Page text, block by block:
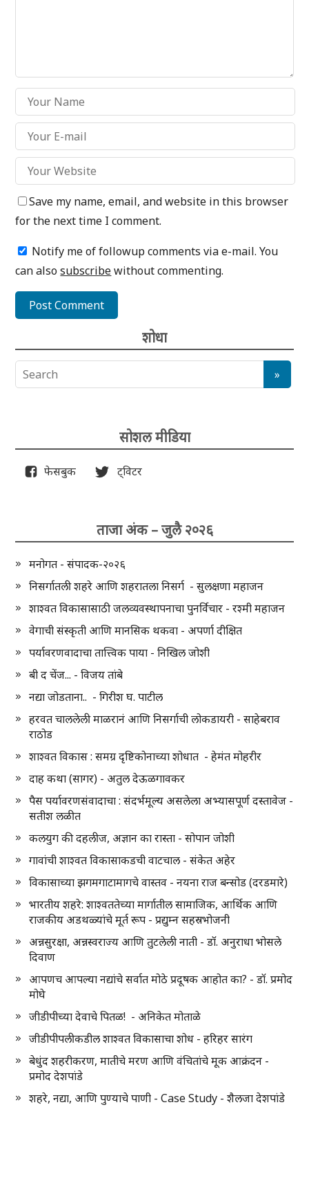
Save my name, email, and website in this browser
for the next time I comment.
Notify me of followup comments via e-mail. You
can alsosubscribewithout commenting.
शोधा
सोशल मीडिया
फेसबुक ट्विटर
ताजा अंक – जुलै २०२६
मनोगत - संपादक-२०२६
निसर्गातली शहरे आणि शहरातला निसर्ग - सुलक्षणा महाजन
शाश्वत विकासासाठी जलव्यवस्थापनाचा पुनर्विचार - रश्मी महाजन
वेगाची संस्कृती आणि मानसिक थकवा - अपर्णा दीक्षित
पर्यावरणवादाचा तात्त्विक पाया - निखिल जोशी
बी द चेंज... - विजय तांबे
नद्या जोडताना.. - गिरीश घ. पाटील
हरवत चाललेली माळरानं आणि निसर्गाची लोकडायरी - साहेबराव
राठोड
शाश्वत विकास : समग्र दृष्टिकोनाच्या शोधात - हेमंत मोहरीर
दाह कथा (सागर) - अतुल देऊळगावकर
पैस पर्यावरणसंवादाचा : संदर्भमूल्य असलेला अभ्यासपूर्ण दस्तावेज -
सतीश लळीत
कलयुग की दहलीज, अज्ञान का रास्ता - सोपान जोशी
गावांची शाश्वत विकासाकडची वाटचाल - संकेत अहेर
विकासाच्या झगमगाटामागचे वास्तव - नयना राज बन्सोड (दरडमारे)
भारतीय शहरे: शाश्वततेच्या मार्गातील सामाजिक, आर्थिक आणि
राजकीय अडथळ्यांचे मूर्त रूप - प्रद्युम्न सहस्रभोजनी
अन्नसुरक्षा, अन्नस्वराज्य आणि तुटलेली नाती - डॉ. अनुराधा भोसले
दिवाण
आपणच आपल्या नद्यांचे सर्वात मोठे प्रदूषक आहोत का? - डॉ. प्रमोद
मोघे
जीडीपीच्या देवाचे पितळ! - अनिकेत मोताळे
जीडीपीपलीकडील शाश्वत विकासाचा शोध - हरिहर सारंग
बेधुंद शहरीकरण, मातीचे मरण आणि वंचितांचे मूक आक्रंदन -
प्रमोद देशपांडे
शहरे, नद्या, आणि पुण्याचे पाणी - Case Study - शैलजा देशपांडे